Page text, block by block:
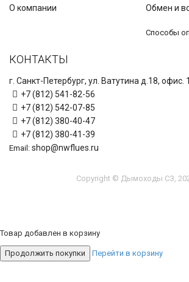
О компании
Обмен и
Способы
КОНТАКТЫ
г. Санкт-Петербург, ул. Ватутина д.18, офис. 1
+7 (812) 541-82-56
+7 (812) 542-07-85
+7 (812) 380-40-47
+7 (812) 380-41-39
Email: shop@nwflues.ru
Copyright © Дымоходы СЗ,
Товар добавлен в корзину
Продолжить покупки Перейти в корзину